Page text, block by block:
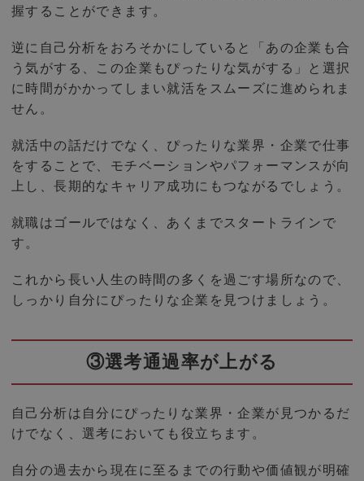
握することができます。
逆に自己分析をおろそかにしていると「あの企業も合
う気がする、この企業もぴったりな気がする」と選択
に時間がかかってしまい就活をスムーズに進められま
せん。
就活中の話だけでなく、ぴったりな業界・企業で仕事
をすることで、モチベーションやパフォーマンスが向
上し、長期的なキャリア成功にもつながるでしょう。
就職はゴールではなく、あくまでスタートラインで
す。
これから長い人生の時間の多くを過ごす場所なので、
しっかり自分にぴったりな企業を見つけましょう。
③選考通過率が上がる
自己分析は自分にぴったりな業界・企業が見つかるだ
けでなく、選考においても役立ちます。
自分の過去から現在に至るまでの行動や価値観が明確